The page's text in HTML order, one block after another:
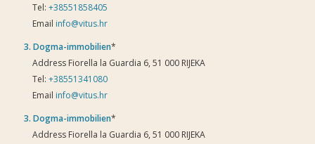
Tel: +38551858405
Email info@vitus.hr
3. Dogma-immobilien*
Address Fiorella la Guardia 6, 51 000 RIJEKA
Tel: +38551341080
Email info@vitus.hr
3. Dogma-immobilien*
Address Fiorella la Guardia 6, 51 000 RIJEKA